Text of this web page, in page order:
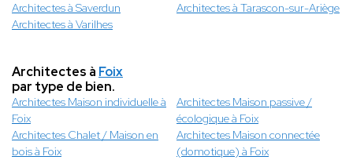
Architectes à Saverdun
Architectes à Tarascon-sur-Ariège
Architectes à Varilhes
Architectes à Foix
par type de bien.
Architectes Maison individuelle à
Foix
Architectes Maison passive /
écologique à Foix
Architectes Chalet / Maison en
bois à Foix
Architectes Maison connectée
(domotique) à Foix